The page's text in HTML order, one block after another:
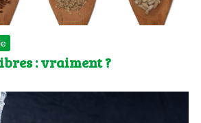
: vraiment ?